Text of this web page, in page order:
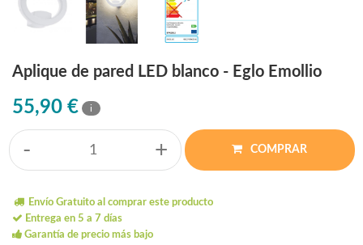
Aplique de pared LED blanco - Eglo Emollio
55,90 € i
- + COMPRAR
Envío Gratuito al comprar este producto
Entrega en 5 a 7 días
Garantía de precio más bajo